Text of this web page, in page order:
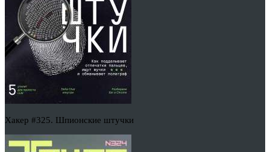
Хакер #325. Шпионские штучки